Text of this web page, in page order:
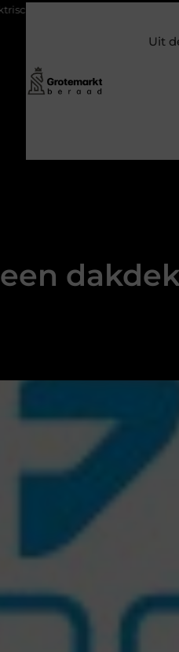
zo bepaal je welke jij nodig hebt
Uit